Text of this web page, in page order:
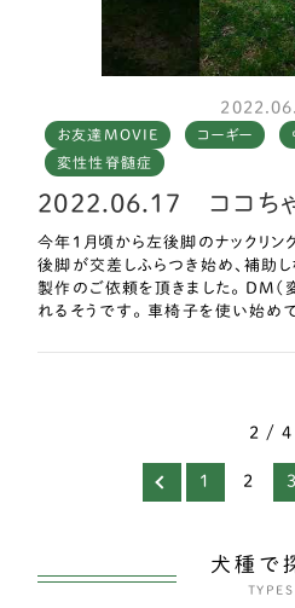
お友達MOVIE コーギー
変性性脊髄症
2022.06.17 ココち
今年1月頃から左後脚のナックリン
後脚が交差しふらつき始め、補助し
製作のご依頼を頂きました。 DM
れるそうです。 車椅子を使い始め
2 / 4
1 2 3
犬種で
TYPES